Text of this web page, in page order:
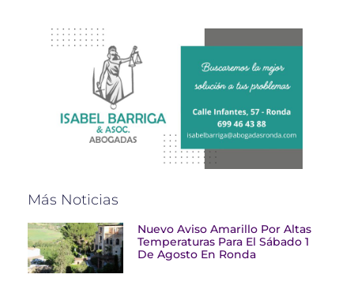
Más Noticias
Nuevo Aviso Amarillo Por Altas
Temperaturas Para El Sábado 1
De Agosto En Ronda